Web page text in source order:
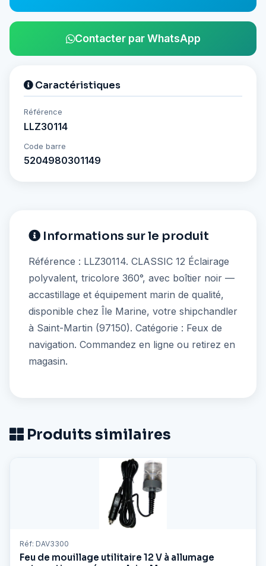
Contacter par WhatsApp
Caractéristiques
Référence
LLZ30114
Code barre
5204980301149
Informations sur le produit
Référence : LLZ30114. CLASSIC 12 Éclairage
polyvalent, tricolore 360°, avec boîtier noir —
accastillage et équipement marin de qualité,
disponible chez Île Marine, votre shipchandler
à Saint-Martin (97150). Catégorie : Feux de
navigation. Commandez en ligne ou retirez en
magasin.
Produits similaires
Réf: DAV3300
Feu de mouillage utilitaire 12 V à allumage